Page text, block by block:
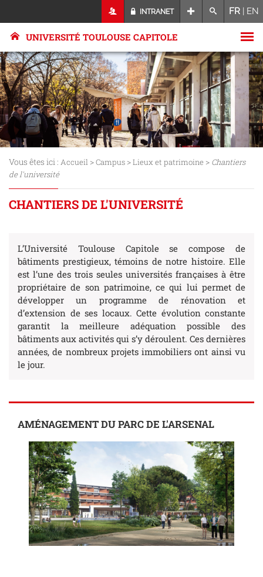
INTRANET FR | EN
UNIVERSITÉ TOULOUSE CAPITOLE
Vous êtes ici : Accueil >Campus >Lieux et patrimoine > Chantiers
de l'université
CHANTIERS DE L'UNIVERSITÉ
L’Université Toulouse Capitole se compose de
bâtiments prestigieux, témoins de notre histoire. Elle
est l’une des trois seules universités françaises à être
propriétaire de son patrimoine, ce qui lui permet de
développer un programme de rénovation et
d’extension de ses locaux. Cette évolution constante
garantit la meilleure adéquation possible des
bâtiments aux activités qui s’y déroulent. Ces dernières
années, de nombreux projets immobiliers ont ainsi vu
le jour.
AMÉNAGEMENT DU PARC DE L'ARSENAL